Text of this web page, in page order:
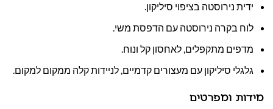
ידית נירוסטה בציפוי סיליקון.
לוח בקרה נירוסטה עם הדפסת משי.
מדפים מתקפלים, לאחסון קל ונוח.
גלגלי סיליקון עם מעצורים קדמיים, לניידות קלה ממקום למקום.
מידות ומפרטים